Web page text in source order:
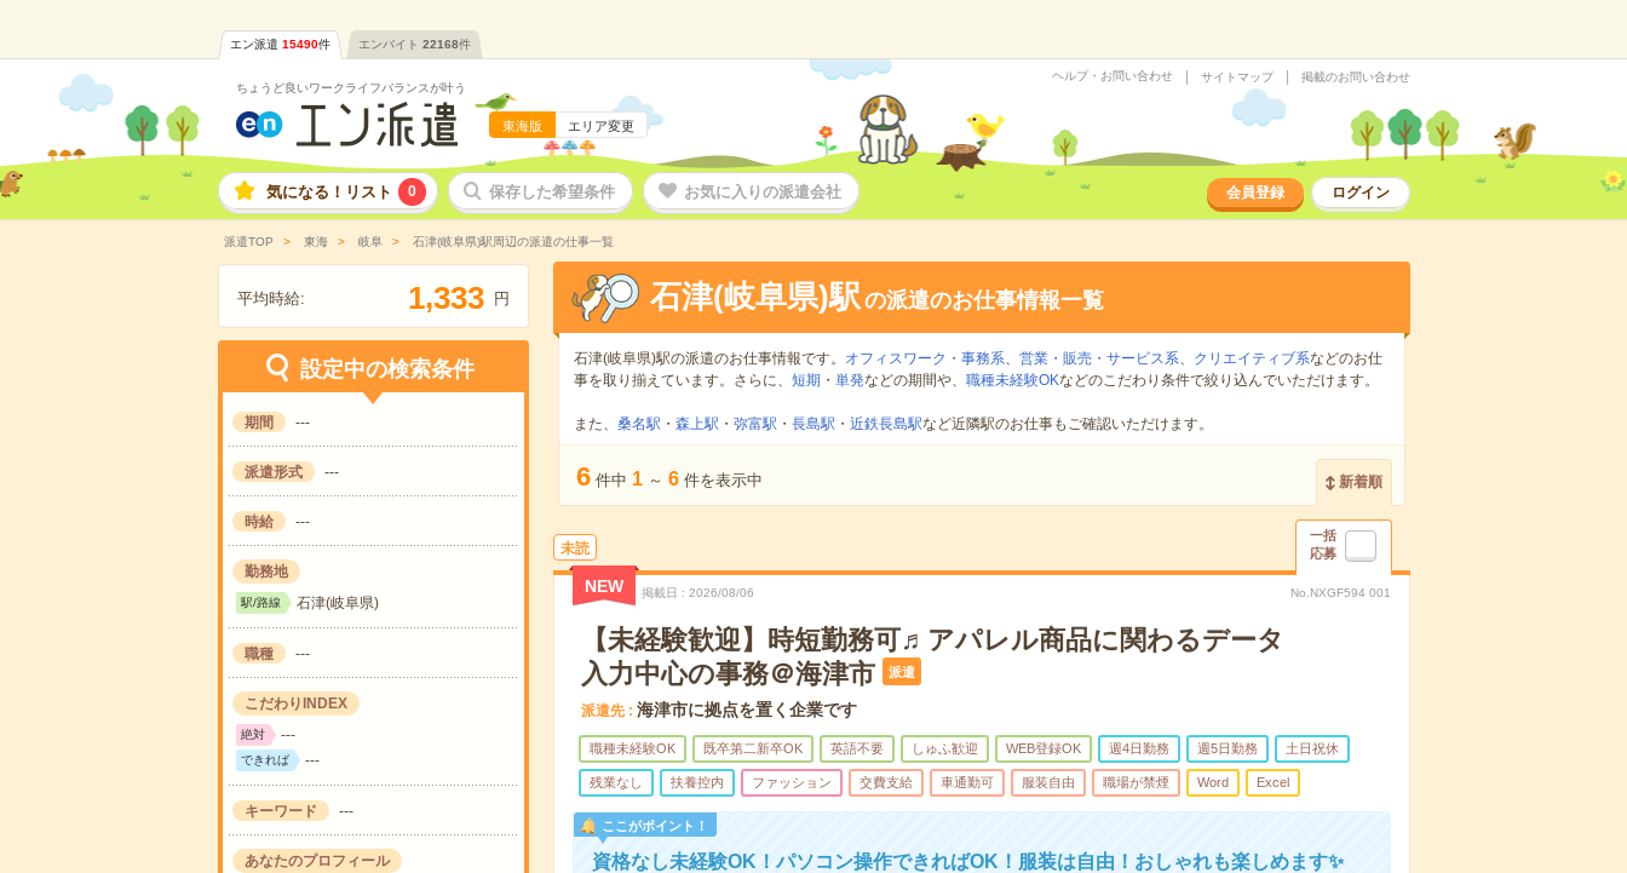
エン派遣 15490件 エンバイト 22168件
ちょうど良いワークライフバランスが叶う
東海版 エリア変更
ヘルプ・お問い合わせ サイトマップ 掲載のお問い合わせ
気になる！リスト 0 保存した希望条件 お気に入りの派遣会社 会員登録 ログイン
派遣TOP 東海 岐阜 石津(岐阜県)駅周辺の派遣の仕事一覧
平均時給: 1,333 円
設定中の検索条件
期間 ---
派遣形式 ---
時給 ---
勤務地
駅/路線 石津(岐阜県)
職種 ---
こだわりINDEX
絶対 ---
できれば ---
キーワード ---
あなたのプロフィール
石津(岐阜県)駅の派遣のお仕事情報一覧
石津(岐阜県)駅の派遣のお仕事情報です。 オフィスワーク・事務系、 営業・販売・サービス系、 クリエイティブ系などのお仕
事を取り揃えています。さらに、 短期 ・ 単発などの期間や、 職種未経験OKなどのこだわり条件で絞り込んでいただけます。
また、 桑名駅 ・ 森上駅 ・ 弥富駅 ・ 長島駅 ・ 近鉄長島駅など近隣駅のお仕事もご確認いただけます。
6 件中 1 ～ 6 件を表示中 新着順
未読
一括
応募
NEW 掲載日 2026/08/06 No.NXGF594 001
【未経験歓迎】時短勤務可♬アパレル商品に関わるデータ
入力中心の事務＠海津市
派遣
派遣先 海津市に拠点を置く企業です
職種未経験OK 既卒第二新卒OK 英語不要 しゅふ歓迎 WEB登録OK 週4日勤務 週5日勤務 土日祝休
残業なし 扶養控内 ファッション 交費支給 車通勤可 服装自由 職場が禁煙 Word Excel
ここがポイント！
資格なし未経験OK！パソコン操作できればOK！服装は自由！おしゃれも楽しめます✨